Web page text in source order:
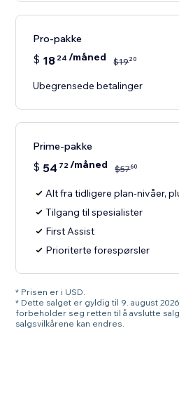
Pro-pakke
$ 18 24 /måned $1920
Ubegrensede betalinger
Prime-pakke
$ 54 72/måned $5760
Alt fra tidligere plan-nivåer,
Tilgang til spesialister
First Assist
Prioriterte forespørsler
* Prisen er i USD.
* Dette salget er gyldig til 9. august
forbeholder seg retten til å avslutte
salgsvilkårene kan endres.